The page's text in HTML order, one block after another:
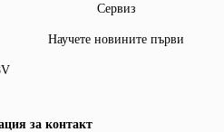
Сервиз
Научете новините първи
за контакт